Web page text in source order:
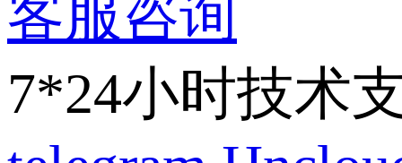
客服咨询
7*24小时技术